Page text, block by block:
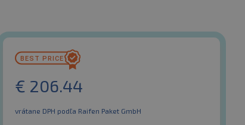
€ 206.44
vrátane DPH podľa Raifen Paket GmbH